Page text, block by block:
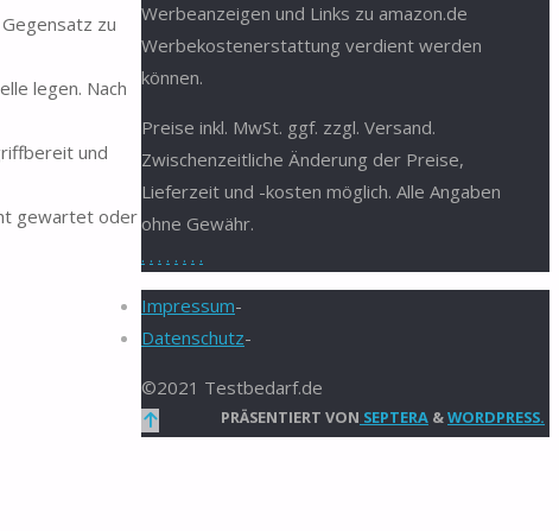
zu
legen. Nach
und
gewartet oder
Werbeanzeigen und Links zu amazon.de
Werbekostenerstattung verdient werden
können.
Preise inkl. MwSt. ggf. zzgl. Versand.
Zwischenzeitliche Änderung der Preise,
Lieferzeit und -kosten möglich. Alle Angaben
ohne Gewähr.
. . . . . . . .
Impressum-
Datenschutz-
©2021 Testbedarf.de
PRÄSENTIERT VON SEPTERA &WORDPRESS.
Zurück